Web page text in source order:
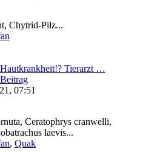
Chytrid-Pilz...
Tierarzt …
07:51
Ceratophrys cranwelli,
laevis...
, Quak